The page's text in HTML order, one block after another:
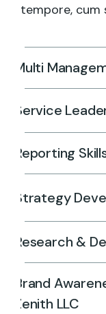
tempore, cum
Multi
Service
Reporting
Strategy
Research &
Brand
Zenith LLC